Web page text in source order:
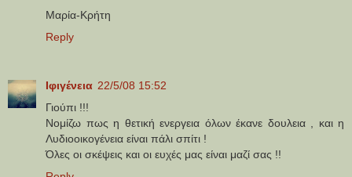
Μαρία-Κρήτη
Reply
Ιφιγένεια 22/5/08 15:52
Γιούπι !!!
Νομίζω πως η θετική ενεργεια όλων έκανε δουλεια , και η
Λυδιοοικογένεια είναι πάλι σπίτι !
Όλες οι σκέψεις και οι ευχές μας είναι μαζί σας !!